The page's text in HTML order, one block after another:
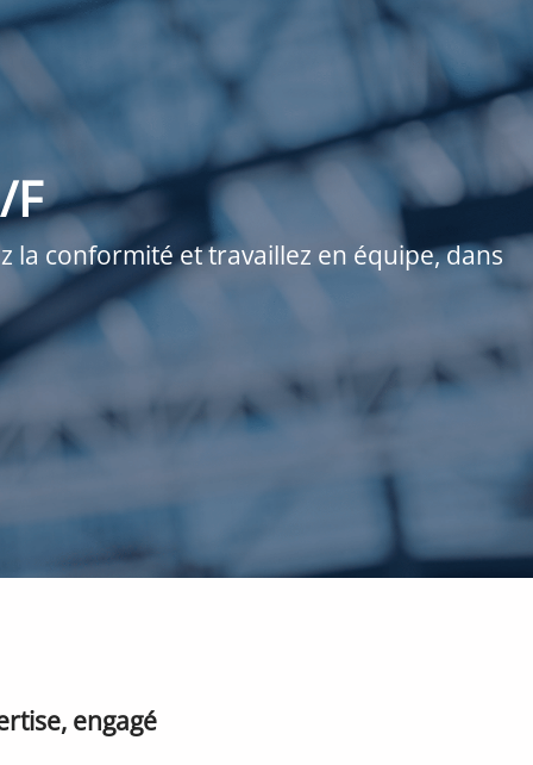
la conformité et travaillez en équipe, dans
engagé